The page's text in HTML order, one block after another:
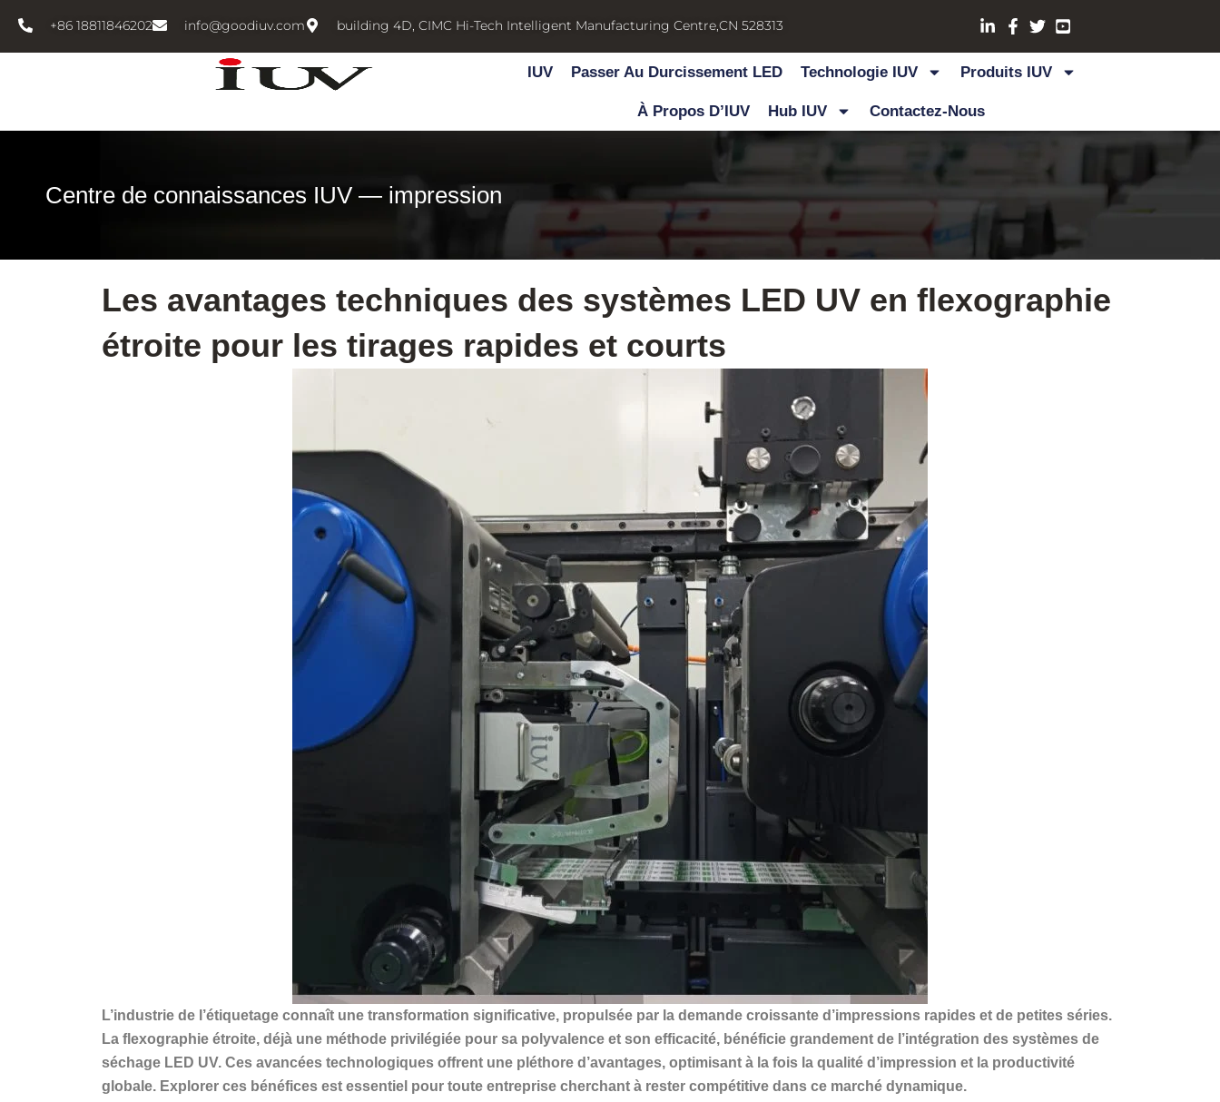
内
+86 18811846202 info@goodiuv.com building 4D, CIMC Hi-Tech Intelligent Manufacturing Centre,CN 528313
IUV Passer Au Durcissement LED Technologie IUV Produits IUV
À Propos D’IUV Hub IUV Contactez-Nous
Centre de connaissances IUV — impression
Les avantages techniques des systèmes LED UV en flexographie
étroite pour les tirages rapides et courts
L’industrie de l’étiquetage connaît une transformation significative, propulsée par la demande croissante d’impressions rapides et de petites séries.
La flexographie étroite, déjà une méthode privilégiée pour sa polyvalence et son efficacité, bénéficie grandement de l’intégration des systèmes de
séchage LED UV. Ces avancées technologiques offrent une pléthore d’avantages, optimisant à la fois la qualité d’impression et la productivité
globale. Explorer ces bénéfices est essentiel pour toute entreprise cherchant à rester compétitive dans ce marché dynamique.